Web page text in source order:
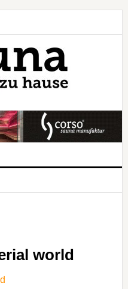
world